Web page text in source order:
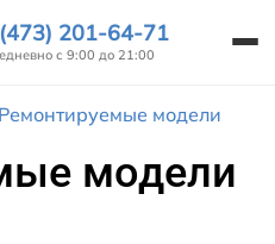
201-64-71
с 9:00 до 21:00
Ремонтируемые модели
модели